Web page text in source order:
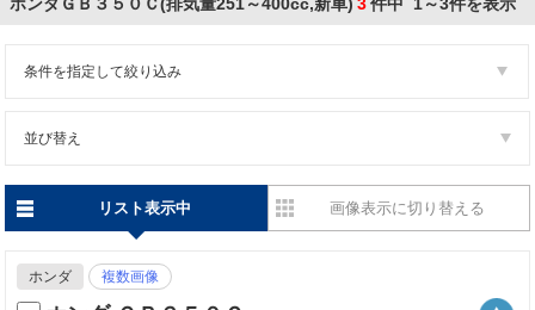
ホンダＧＢ３５０Ｃ(排気量251～400cc,新車) 3件中 1～3件を表示
条件を指定して絞り込み
並び替え
リスト表示中 画像表示に切り替える
ホンダ 複数画像